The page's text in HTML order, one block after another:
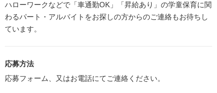
ハローワークなどで「車通勤OK」「昇給あり」の学童保育に関
わるパート・アルバイトをお探しの方からのご連絡もお待ちし
ています。
応募方法
応募フォーム、又はお電話にてご連絡ください。